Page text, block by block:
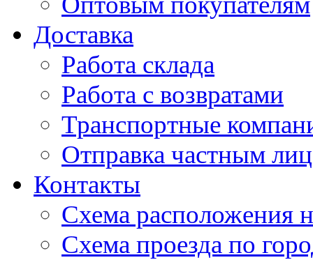
Доставка
Работа склада
Работа с возвратами
Транспортные
Отправка частным
Контакты
Схема расположения
Схема проезда по